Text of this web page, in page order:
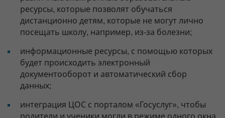
ресурсы, которые позволят обучаться
дистанционно детям, которые не могут лично
посещать школу, например, из-за болезни;
информационные ресурсы, с помощью которых
будет происходить электронный
документооборот и автоматический сбор
данных;
интеграция ЦОС с порталом «Госуслуг», чтобы
родители и ученики могли в режиме одного окна